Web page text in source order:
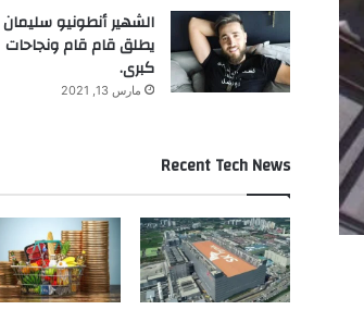
الشهير أنطونيو سليمان
يطلق قام قام ونجاحات
كبرى.
مارس 13, 2021
Recent Tech News